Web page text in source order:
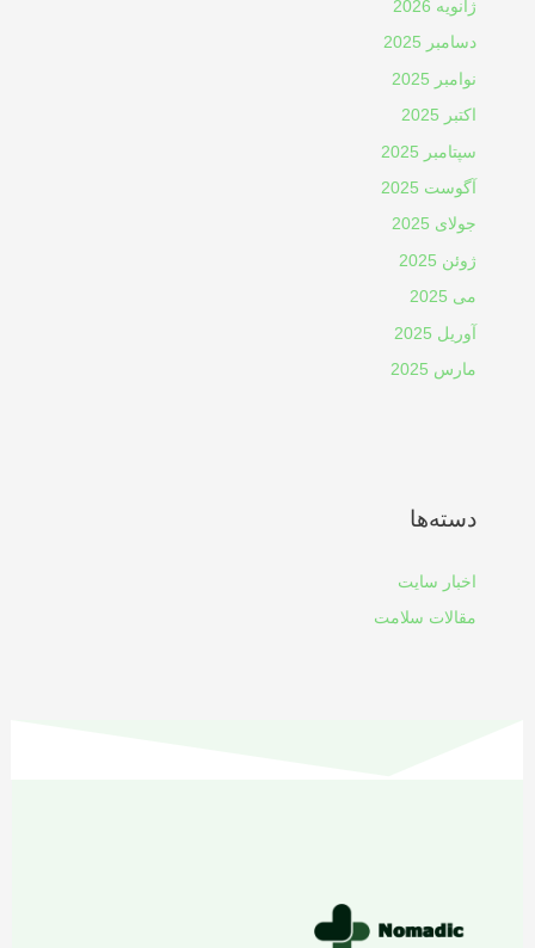
ژانویه 2026
دسامبر 2025
نوامبر 2025
اکتبر 2025
سپتامبر 2025
آگوست 2025
جولای 2025
ژوئن 2025
می 2025
آوریل 2025
مارس 2025
دسته‌ها
اخبار سایت
مقالات سلامت